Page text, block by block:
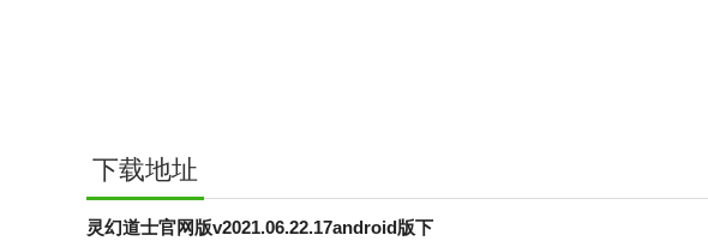
下载地址
灵幻道士官网版v2021.06.22.17android版下